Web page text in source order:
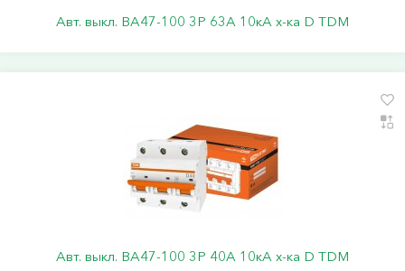
Авт. выкл. ВА47-100 3Р 63А 10кА х-ка D TDM
Авт. выкл. ВА47-100 3Р 40А 10кА х-ка D TDM